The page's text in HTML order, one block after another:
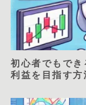
初心者でもで
利益を目指す方